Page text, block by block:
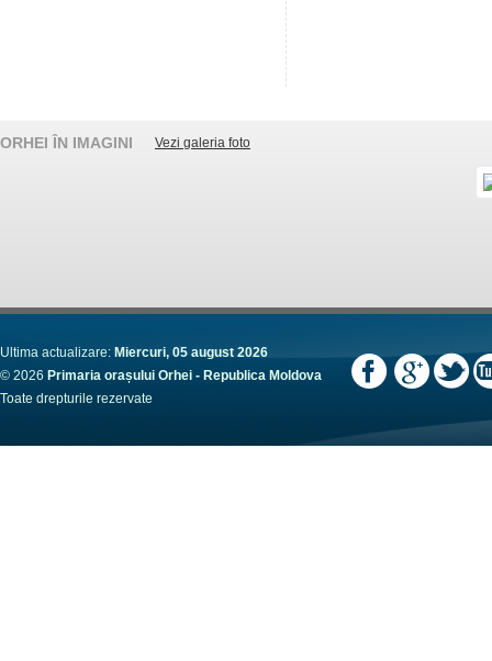
ORHEI ÎN IMAGINI Vezi galeria foto
Ultima actualizare: Miercuri, 05 august 2026
© 2026 Primaria orașului Orhei - Republica Moldova
Toate drepturile rezervate